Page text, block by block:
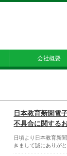
会社概要
日本教育新聞電
不具合に関する
日頃より日本教育新
きまして誠にありが